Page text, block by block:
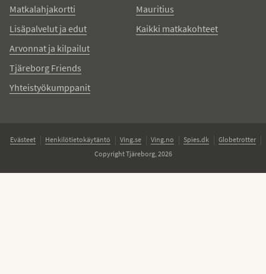
Matkalahjakortti
Lisäpalvelut ja edut
Arvonnat ja kilpailut
Tjäreborg Friends
Yhteistyökumppanit
Mauritius
Kaikki matkakohteet
Evästeet Henkilötietokäytäntö Ving.se Ving.no Spies.dk
Globetrotter
Copyright Tjäreborg, 2026